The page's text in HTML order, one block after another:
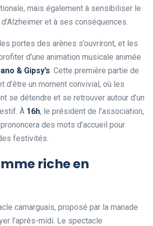
mais également à sensibiliser le
et à ses conséquences.
portes des arènes s’ouvriront, et les
d’une animation musicale animée
ano & Gipsy’s. Cette première partie de
d’être un moment convivial, où les
se détendre et se retrouver autour d’un
À 16h, le président de l’association,
des mots d’accueil pour
festivités.
riche en
camarguais, proposé par la manade
l’après-midi. Le spectacle